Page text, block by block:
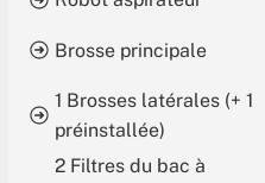
Brosse principale
1 Brosses latérales (+ 1
préinstallée)
2 Filtres du bac à